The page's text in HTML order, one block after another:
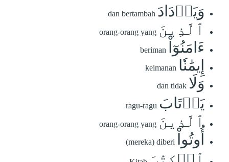
وَيَزۡدَادَ dan bertambah
ٱلَّذِينَ orang-orang yang
ءَامَنُوٓاْ beriman
إِيمَٰنٗا keimanan
وَلَا dan tidak
يَرۡتَابَ ragu-ragu
ٱلَّذِينَ orang-orang yang
أُوتُواْ (mereka) diberi